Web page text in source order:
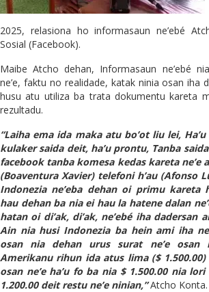
2025, relasiona ho informasaun ne’ebé
Sosial (Facebook).
Maibe Atcho dehan, Informasaun ne’ebé
ne’e, faktu no realidade, katak ninia osan iha
husu atu utiliza ba trata dokumentu kareta
rezultadu.
“Laiha ema ida maka atu bo’ot liu lei,
kulaker saida deit, ha’u prontu, Tanba
facebook tanba komesa kedas kareta ne’e
(Boaventura Xavier) telefoni h’au (Afonso
Indonezia ne’eba dehan oi primu kareta
hau dehan ba nia ei hau la hatene dalan
hatan oi di’ak, di’ak, ne’ebé iha dadersan
Ain nia husi Indonezia ba hein ami iha
osan nia dehan urus surat ne’e osan
Amerikanu rihun ida atus lima ($ 1.500.00)
osan ne’e ha’u fo ba nia $ 1.500.00 nia
1.200.00 deit restu ne’e ninian,”Atcho Konta.